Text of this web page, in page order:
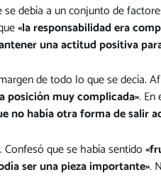
debía a un conjunto de
«la responsabilidad era
una actitud positiva
de todo lo que se decía.
posición muy complicada». En
no había otra forma de salir
que se había sentido
ser una pieza importante».